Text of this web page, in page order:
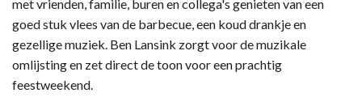
met vrienden, familie, buren en collega's genieten van een
goed stuk vlees van de barbecue, een koud drankje en
gezellige muziek. Ben Lansink zorgt voor de muzikale
omlijsting en zet direct de toon voor een prachtig
feestweekend.